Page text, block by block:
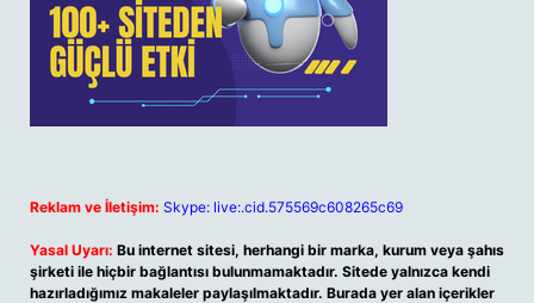
Reklam ve İletişim: Skype: live:.cid.575569c608265c69
Yasal Uyarı: Bu internet sitesi, herhangi bir marka, kurum veya şahıs
şirketi ile hiçbir bağlantısı bulunmamaktadır. Sitede yalnızca kendi
hazırladığımız makaleler paylaşılmaktadır. Burada yer alan içerikler